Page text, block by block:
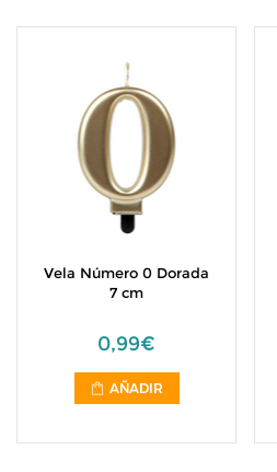
Vela Número 0 Dorada
7 cm
0,99€
AÑADIR